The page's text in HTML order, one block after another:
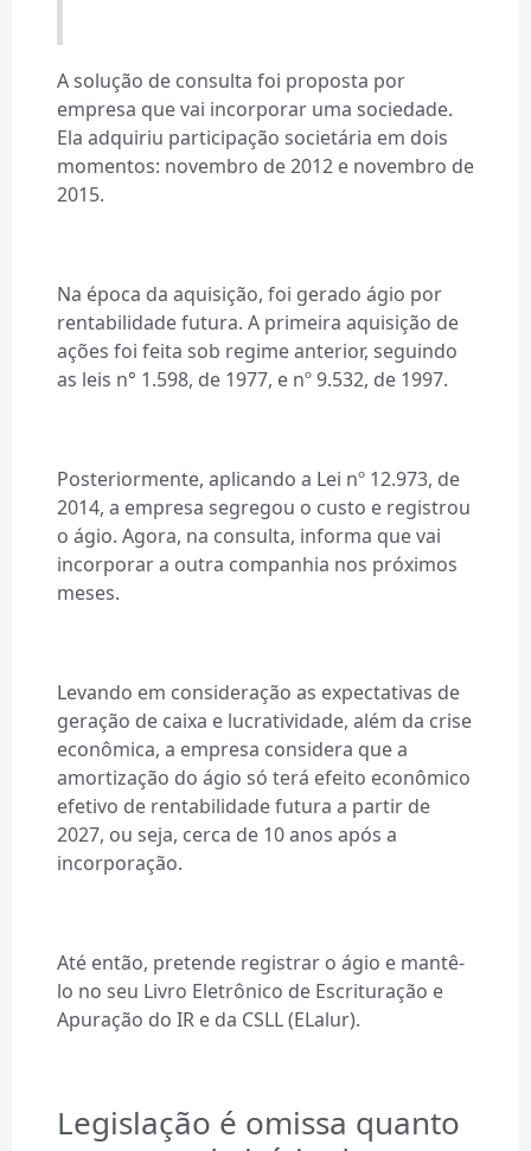
A solução de consulta foi proposta por
empresa que vai incorporar uma sociedade.
Ela adquiriu participação societária em dois
momentos: novembro de 2012 e novembro de
2015.
Na época da aquisição, foi gerado ágio por
rentabilidade futura. A primeira aquisição de
ações foi feita sob regime anterior, seguindo
as leis n° 1.598, de 1977, e nº 9.532, de 1997.
Posteriormente, aplicando a Lei nº 12.973, de
2014, a empresa segregou o custo e registrou
o ágio. Agora, na consulta, informa que vai
incorporar a outra companhia nos próximos
meses.
Levando em consideração as expectativas de
geração de caixa e lucratividade, além da crise
econômica, a empresa considera que a
amortização do ágio só terá efeito econômico
efetivo de rentabilidade futura a partir de
2027, ou seja, cerca de 10 anos após a
incorporação.
Até então, pretende registrar o ágio e mantê-
lo no seu Livro Eletrônico de Escrituração e
Apuração do IR e da CSLL (ELalur).
Legislação é omissa quanto